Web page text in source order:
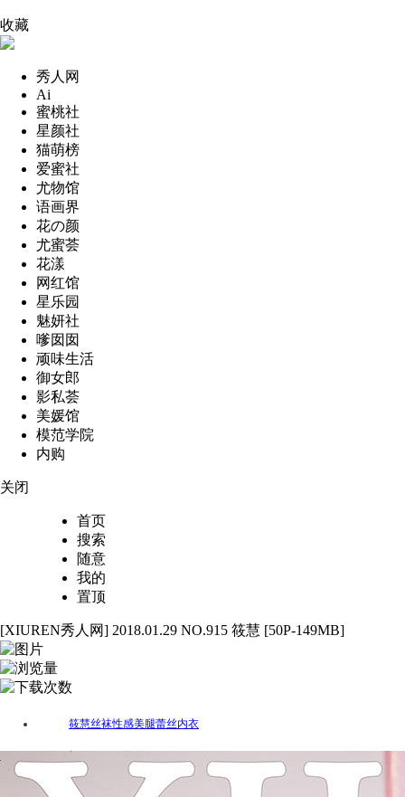
收藏
秀人网
Ai
蜜桃社
星颜社
猫萌榜
爱蜜社
尤物馆
语画界
花の颜
尤蜜荟
花漾
网红馆
星乐园
魅妍社
嗲囡囡
顽味生活
御女郎
影私荟
美媛馆
模范学院
内购
关闭
首页
搜索
随意
我的
置顶
[XIUREN秀人网] 2018.01.29 NO.915 筱慧 [50P-149MB]
筱慧丝袜性感美腿蕾丝内衣